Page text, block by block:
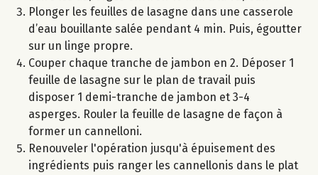
Plonger les feuilles de lasagne dans une casserole
d’eau bouillante salée pendant 4 min. Puis, égoutter
sur un linge propre.
Couper chaque tranche de jambon en 2. Déposer 1
feuille de lasagne sur le plan de travail puis
disposer 1 demi-tranche de jambon et 3-4
asperges. Rouler la feuille de lasagne de façon à
former un cannelloni.
Renouveler l'opération jusqu'à épuisement des
ingrédients puis ranger les cannellonis dans le plat